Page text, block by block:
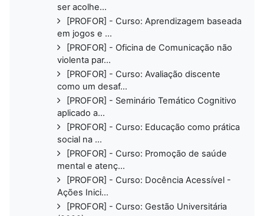
ser acolhe...
[PROFOR] - Curso: Aprendizagem baseada
em jogos e ...
[PROFOR] - Oficina de Comunicação não
violenta par...
[PROFOR] - Curso: Avaliação discente
como um desaf...
[PROFOR] - Seminário Temático Cognitivo
aplicado a...
[PROFOR] - Curso: Educação como prática
social na ...
[PROFOR] - Curso: Promoção de saúde
mental e atenç...
[PROFOR] - Curso: Docência Acessível -
Ações Inici...
[PROFOR] - Curso: Gestão Universitária